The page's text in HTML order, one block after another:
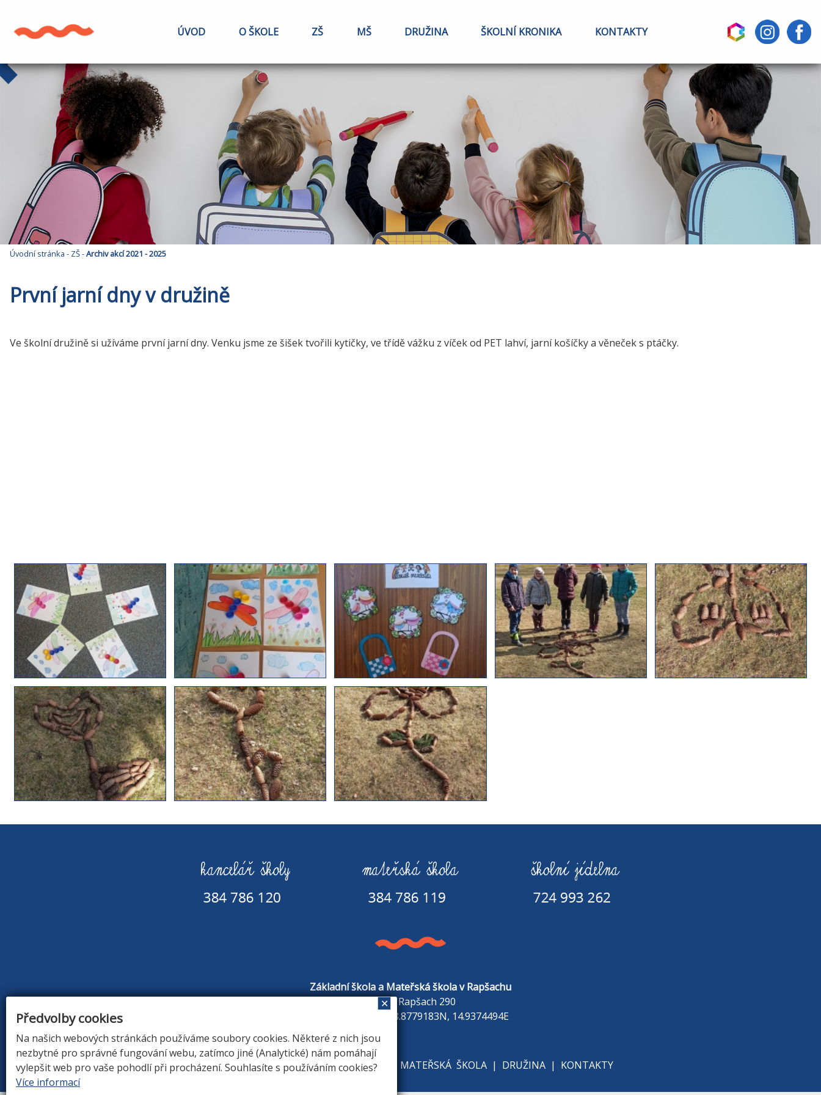
ÚVOD O ŠKOLE ZŠ MŠ DRUŽINA ŠKOLNÍ KRONIKA KONTAKTY
Úvodní stránka - ZŠ-Archiv akcí 2021 - 2025
První jarní dny v družině
Ve školní družině si užíváme první jarní dny. Venku jsme ze šišek tvořili kytičky, ve třídě vážku z víček od PET lahví, jarní košíčky a věneček s ptáčky.
Základní škola a Mateřská škola v Rapšachu
378 07 Rapšach 290
GPS souřadnice: 48.8779183N, 14.9374494E
ÚVOD|O ŠKOLE|ZÁKLADNÍ ŠKOLA MATEŘSKÁ ŠKOLA | DRUŽINA | KONTAKTY
Předvolby cookies
Na našich webových stránkách používáme soubory cookies. Některé z nich jsou
nezbytné pro správné fungování webu, zatímco jiné (Analytické) nám pomáhají
vylepšit web pro vaše pohodlí při procházení. Souhlasíte s používáním cookies?
Více informací
✕